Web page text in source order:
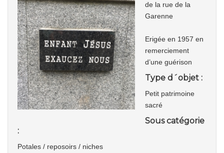
de la rue de la
Garenne
Erigée en 1957 en
remerciement
d’une guérison
Type d´objet :
Petit patrimoine
sacré
Sous catégorie
:
Potales / reposoirs / niches